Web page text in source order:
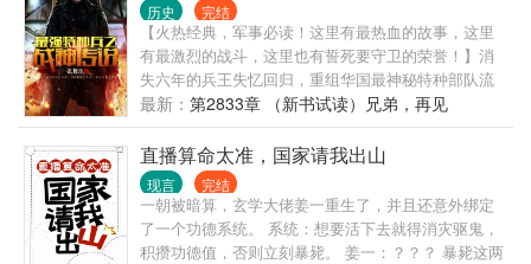
历史 完结
【火热经典，军事必读！这里有最热血的故事，这里
有最激烈的战斗，这里也有誓死要守卫的荣誉！】消
失六年的兵王失忆回归，重组华国最神秘特种部队流
沙！而流沙中，最强者名为幽灵。战争之门已经打
开，血色阴影笼罩华国。家仇国恨，自由和荣誉，前
路虽然艰险，但我却从无畏惧。这是一本热血的故
事，这是一个男人的传奇！
最新： 第2833章 （新书试读）兄弟，再见
直播算命太准，国家请我出山
现言 完结
一朝被暗算，玄学大佬姜一重生了，并且还意外绑定
了一个功德系统。 系统：想要活下去就得消灾驱鬼，
积攒功德值，否则立刻暴毙。 姜一：？？？ 暴毙这两